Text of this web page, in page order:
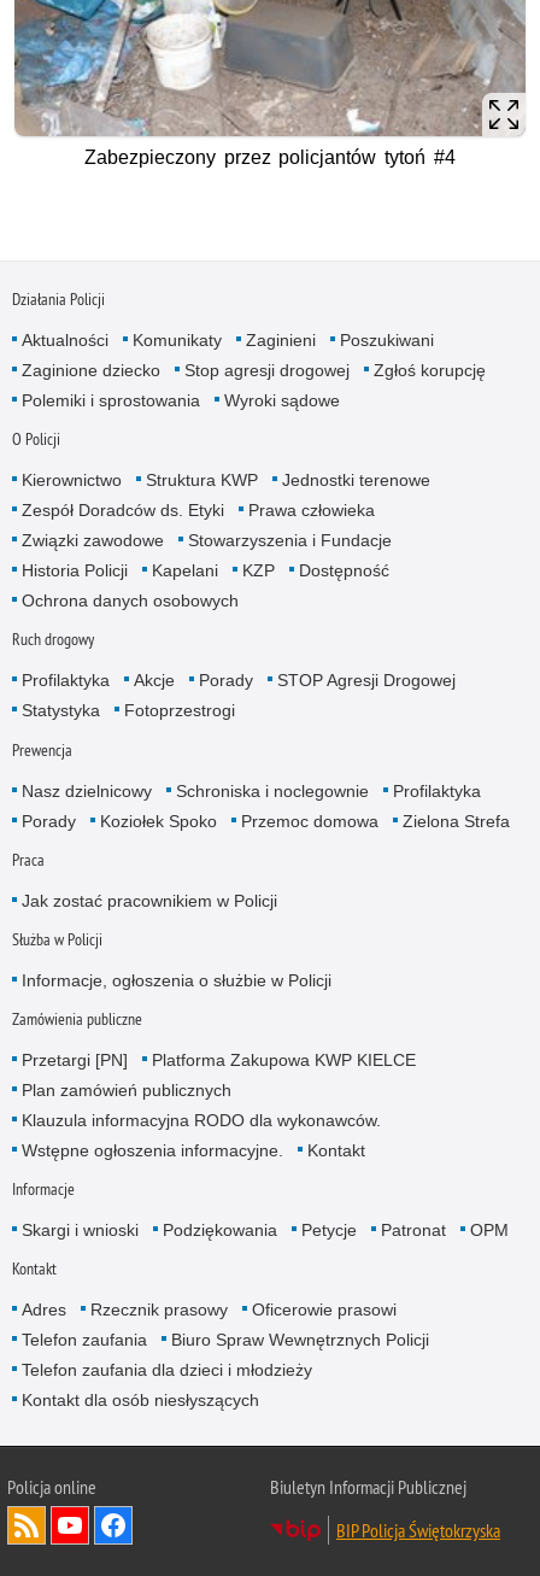
Zabezpieczony przez policjantów tytoń #4
Działania Policji
Aktualności Komunikaty Zaginieni
Poszukiwani
Zaginione dziecko
Stop agresji drogowej
Zgłoś korupcję
Polemiki i sprostowania
Wyroki sądowe
O Policji
Kierownictwo Struktura KWP
Jednostki terenowe
Zespół Doradców ds. Etyki
Prawa człowieka
Związki zawodowe
Stowarzyszenia i Fundacje
Historia Policji
Kapelani KZP
Dostępność
Ochrona danych osobowych
Ruch drogowy
Profilaktyka Akcje Porady
STOP Agresji Drogowej
Statystyka
Fotoprzestrogi
Prewencja
Nasz dzielnicowy Schroniska i noclegownie
Profilaktyka
Porady
Koziołek Spoko Przemoc domowa Zielona Strefa
Praca
Jak zostać pracownikiem w Policji
Służba w Policji
Informacje, ogłoszenia o służbie w Policji
Zamówienia publiczne
Przetargi [PN]
Platforma Zakupowa KWP KIELCE
Plan zamówień publicznych
Klauzula informacyjna RODO dla wykonawców.
Wstępne ogłoszenia informacyjne.
Kontakt
Informacje
Skargi i wnioski Podziękowania Petycje Patronat OPM
Kontakt
Adres Rzecznik prasowy
Oficerowie prasowi
Telefon zaufania
Biuro Spraw Wewnętrznych Policji
Telefon zaufania dla dzieci i młodzieży
Kontakt dla osób niesłyszących
Policja online
Biuletyn Informacji Publicznej
BIP Policja Świętokrzyska